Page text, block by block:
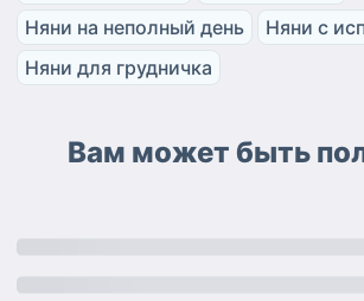
Няни на неполный день
Няни с
Няни для грудничка
Вам может быть